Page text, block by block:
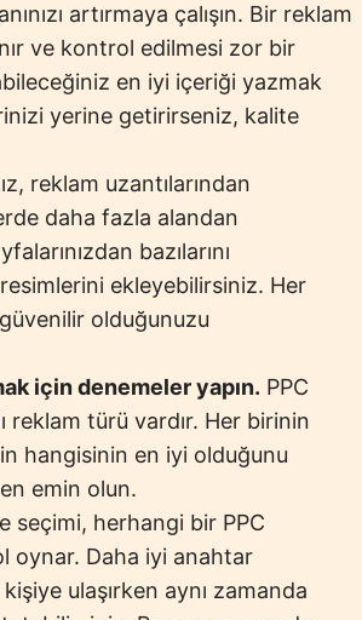
artırmaya çalışın. Bir reklam
ve kontrol edilmesi zor bir
en iyi içeriği yazmak
yerine getirirseniz, kalite
reklam uzantılarından
daha fazla alandan
bazılarını
resimlerini ekleyebilirsiniz. Her
olduğunuzu
için denemeler yapın. PPC
reklam türü vardır. Her birinin
hangisinin en iyi olduğunu
emin olun.
seçimi, herhangi bir PPC
oynar. Daha iyi anahtar
ulaşırken aynı zamanda